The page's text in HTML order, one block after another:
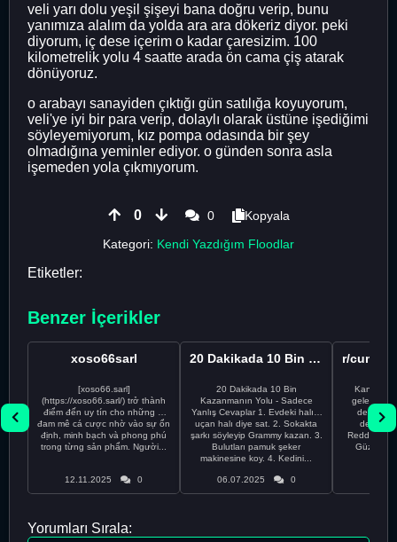
veli yarı dolu yeşil şişeyi bana doğru verip, bunu
yanımıza alalım da yolda ara ara dökeriz diyor. peki
diyorum, iç dese içerim o kadar çaresizim. 100
kilometrelik yolu 4 saatte arada ön cama çiş atarak
dönüyoruz.
o arabayı sanayiden çıktığı gün satılığa koyuyorum,
veli'ye iyi bir para verip, dolaylı olarak üstüne işediğimi
söyleyemiyorum, kız pompa odasında bir şey
olmadığına yeminler ediyor. o günden sonra asla
işemeden yola çıkmıyorum.
0 0
Kopyala
Kategori: Kendi Yazdığım Floodlar
Etiketler:
Benzer İçerikler
xoso66sarl
[xoso66.sarl]
(https://xoso66.sarl/) trở thành
điểm đến uy tín cho những ai
đam mê cá cược nhờ vào sự ổn
định, minh bạch và phong phú
trong từng sản phẩm. Người...
12.11.2025 0
20 Dakikada 10 Bin Kazanmanın 100 Yanlış Yolu
20 Dakikada 10 Bin
Kazanmanın Yolu - Sadece
Yanlış Cevaplar 1. Evdeki halıyı
uçan halı diye sat. 2. Sokakta
şarkı söyleyip Grammy kazan. 3.
Bulutları pamuk şeker
makinesine koy. 4. Kedini...
06.07.2025 0
Kankalar,
geleni
değil, bu
destanı!
Reddit’te
Güzel
Yorumları Sırala: